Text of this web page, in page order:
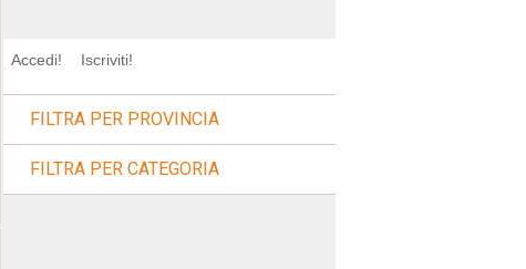
Accedi! Iscriviti!
FILTRA PER PROVINCIA
FILTRA PER CATEGORIA